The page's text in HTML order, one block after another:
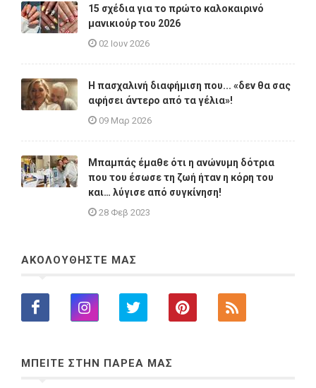
15 σχέδια για το πρώτο καλοκαιρινό
μανικιούρ του 2026
02 Ιουν 2026
Η πασχαλινή διαφήμιση που... «δεν θα σας
αφήσει άντερο από τα γέλια»!
09 Μαρ 2026
Μπαμπάς έμαθε ότι η ανώνυμη δότρια
που του έσωσε τη ζωή ήταν η κόρη του
και… λύγισε από συγκίνηση!
28 Φεβ 2023
ΑΚΟΛΟΥΘΗΣΤΕ ΜΑΣ
ΜΠΕΙΤΕ ΣΤΗΝ ΠΑΡΕΑ ΜΑΣ